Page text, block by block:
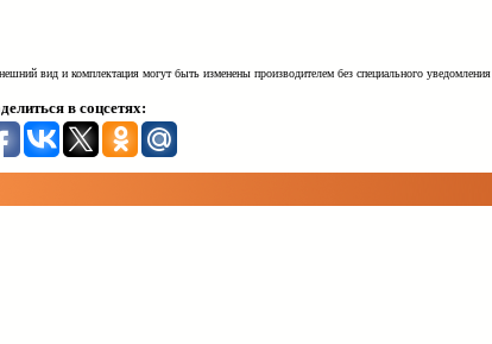
вид и комплектация могут быть изменены производителем без специального уведомления
в соцсетях: